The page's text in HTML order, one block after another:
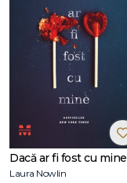
Dacă ar fi fost cu mine
Laura Nowlin